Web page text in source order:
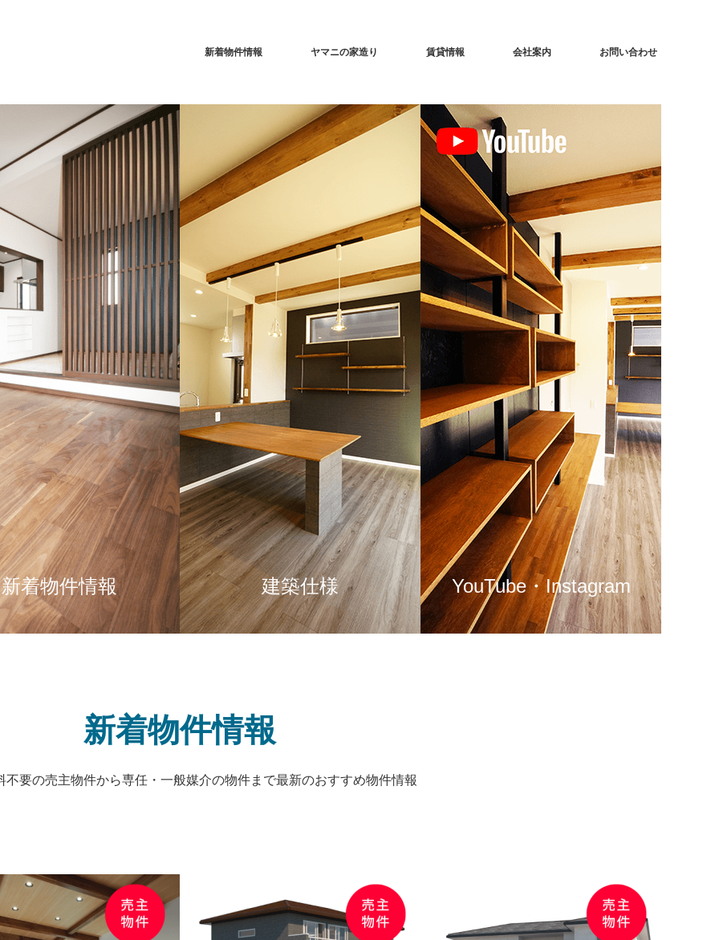
新着物件情報 ヤマニの家造り 賃貸情報 会社案内 お問い合わせ
新着物件情報 建築仕様 YouTube・Instagram
新着物件情報
不要の売主物件から専任・一般媒介の物件まで最新のおすすめ物件情報